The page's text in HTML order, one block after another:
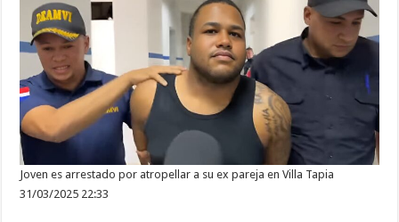
Joven es arrestado por atropellar a su ex pareja en Villa Tapia
31/03/2025 22:33